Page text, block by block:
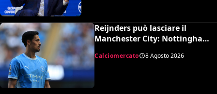
Reijnders può lasciare il
Manchester City: Nottingham
Calciomercato 8 Agosto 2026